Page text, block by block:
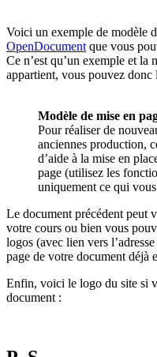
Voici un exemple de modèle
OpenDocument que vous
Ce n’est qu’un exemple et la
appartient, vous pouvez donc
Modèle de mise en
Pour réaliser de
anciennes production,
d’aide à la mise en
page (utilisez les
uniquement ce qui
Le document précédent peut
votre cours ou bien vous
logos (avec lien vers
page de votre document déjà
Enfin, voici le logo du site si
document :